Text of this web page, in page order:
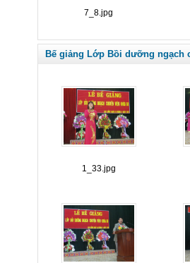
7_8.jpg
Bế giảng Lớp Bồi dưỡng ngạch
1_33.jpg